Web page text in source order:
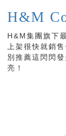
H&M
H&M集團旗下
上架很快就銷
別推薦這閃閃
亮！